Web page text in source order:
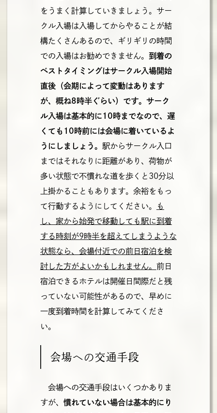
をうまく計算していきましょう。サー
クル入場は入場してからやることが結
構たくさんあるので、ギリギリの時間
での入場はお勧めできません。 到着の
ベストタイミングはサークル入場開始
直後（会期によって変動はあります
が、概ね8時半ぐらい）です。サーク
ル入場は基本的に10時までなので、遅
くても10時前には会場に着いているよ
うにしましょう。 駅からサークル入口
まではそれなりに距離があり、荷物が
多い状態で不慣れな道を歩くと30分以
上掛かることもあります。余裕をもっ
て行動するようにしてください。
も
し、家から始発で移動しても駅に到着
する時刻が9時半を超えてしまうような
状態なら、会場付近での前日宿泊を検
討した方がよいかもしれません。 前日
宿泊できるホテルは開催日間際だと残
っていない可能性があるので、早めに
一度到着時間を計算してみてくださ
い。
会場への交通手段
会場への交通手段はいくつかありま
すが、 慣れていない場合は基本的にり